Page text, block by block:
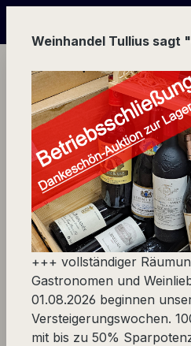
Lieblinge finden Exklusiv
Exklusiv bei uns
Exklusiv bei uns
Weinhandel Tullius sagt
+++ vollständiger
Gastronomen und
01.08.2026 beginnen
Versteigerungswochen.
mit bis zu 50%